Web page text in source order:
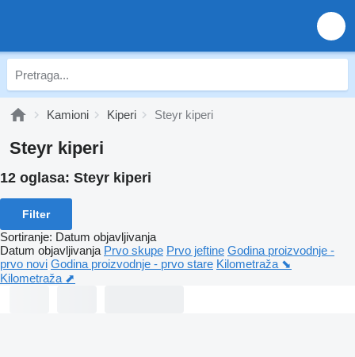
Kamioni Kiperi Steyr kiperi
Steyr kiperi
12 oglasa: Steyr kiperi
Filter
Sortiranje: Datum objavljivanja
Datum objavljivanja Prvo skupe Prvo jeftine Godina proizvodnje -
prvo novi Godina proizvodnje - prvo stare Kilometraža ⬊
Kilometraža ⬈